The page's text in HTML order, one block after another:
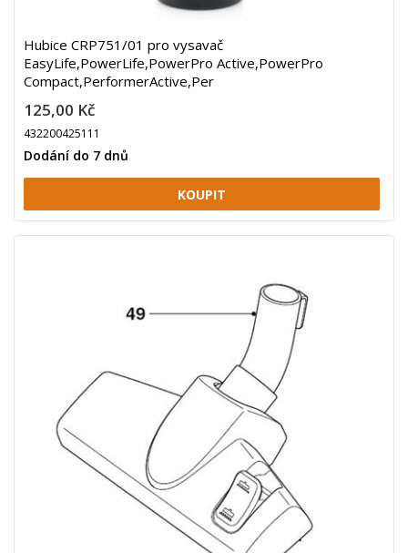
Hubice CRP751/01 pro vysavač
EasyLife,PowerLife,PowerPro Active,PowerPro
Compact,PerformerActive,Per
125,00 Kč
432200425111
Dodání do 7 dnů